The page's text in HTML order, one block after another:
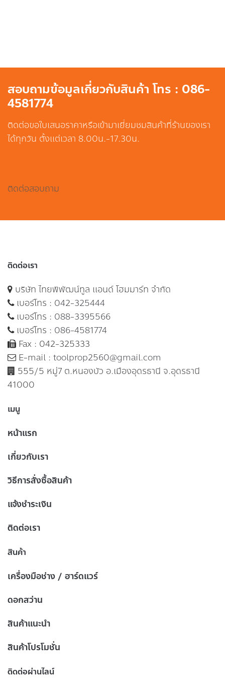
สอบถามข้อมูลเกี่ยวกับสินค้า โทร : 086-
4581774
ติดต่อขอใบเสนอราคาหรือเข้ามาเยี่ยมชมสินค้าที่ร้านของเรา
ได้ทุกวัน ตั้งแต่เวลา 8.00น.-17.30น.
ติดต่อสอบถาม
ติดต่อเรา
บริษัท ไทยพิพัฒน์ทูล แอนด์ โฮมมาร์ท จำกัด
เบอร์โทร : 042-325444
เบอร์โทร : 088-3395566
เบอร์โทร : 086-4581774
Fax : 042-325333
E-mail : toolprop2560@gmail.com
555/5 หมู่7 ต.หนองบัว อ.เมืองอุดรธานี จ.อุดรธานี
41000
เมนู
หน้าแรก
เกี่ยวกับเรา
วิธีการสั่งซื้อสินค้า
แจ้งชำระเงิน
ติดต่อเรา
สินค้า
เครื่องมือช่าง / ฮาร์ดแวร์
ดอกสว่าน
สินค้าแนะนำ
สินค้าโปรโมชั่น
ติดต่อผ่านไลน์